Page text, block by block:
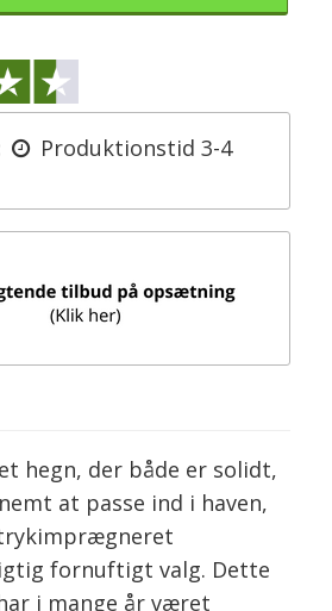
Produktionstid 3-4
hegn, der både er solidt,
at passe ind i haven,
fornuftigt valg. Dette
i mange år været